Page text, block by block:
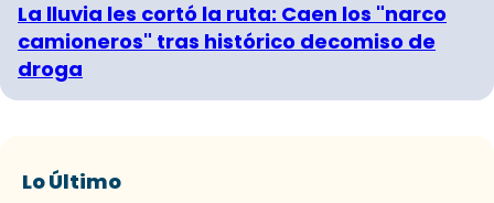
La lluvia les cortó la ruta: Caen los "narco
camioneros" tras histórico decomiso de
droga
Lo Último